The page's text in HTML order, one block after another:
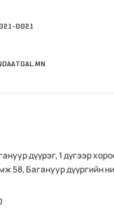
0021
дүүрэг, 1 дүгээр
58, Багануур дүүргийн